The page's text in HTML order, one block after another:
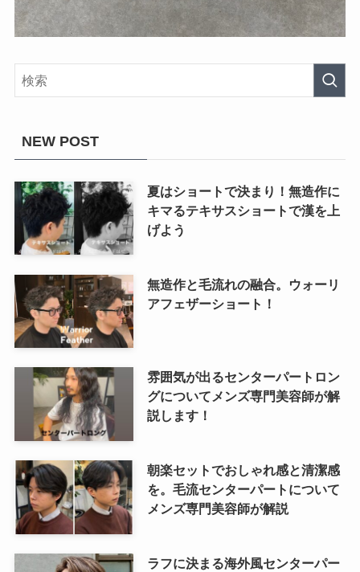
NEW POST
夏はショートで決まり！無造作に
キマるテキサスショートで漢を上
げよう
無造作と毛流れの融合。ウォーリ
アフェザーショート！
雰囲気が出るセンターパートロン
グについてメンズ専門美容師が解
説します！
朝楽セットでおしゃれ感と清潔感
を。毛流センターパートについて
メンズ専門美容師が解説
ラフに決まる海外風センターパー